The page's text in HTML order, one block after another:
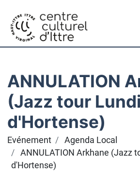
ANNULATION
(Jazz tour
d'Hortense)
Evénement
Agenda Local
ANNULATION Arkhane (Jazz
d'Hortense)